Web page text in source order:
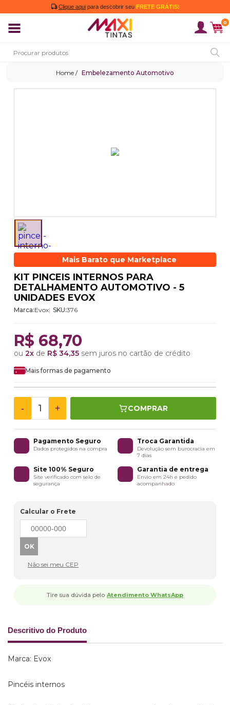
Clique aqui para descobrir seu FRETE GRÁTIS!
0
Embelezamento Automotivo
Mais Barato que Marketplace
KIT PINCEIS INTERNOS PARA
DETALHAMENTO AUTOMOTIVO - 5
UNIDADES EVOX
Marca:Evox SKU:376
R$ 68,70
ou 2x de R$ 34,35 sem juros no cartão de crédito
Mais formas de pagamento
- + COMPRAR
Pagamento Seguro
Dados protegidos na compra
Troca Garantida
Devolução sem burocracia em
7 dias
Site 100% Seguro
Site verificado com selo de
segurança
Garantia de entrega
Envio em 24h e pedido
acompanhado
Calcular o Frete
Não sei meu CEP
Tire sua dúvida pelo Atendimento WhatsApp
Descritivo do Produto
Marca: Evox
Pincéis internos